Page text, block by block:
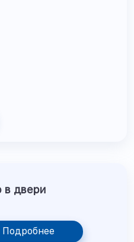
в двери
Подробнее